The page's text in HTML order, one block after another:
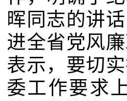
晖同志的讲
进全省党风
表示，要切
委工作要求